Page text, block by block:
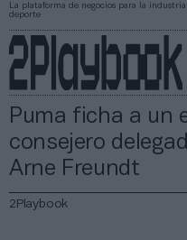
La plataforma de negocios para la industria
deporte
Puma ficha a un
consejero
Arne Freundt
2Playbook